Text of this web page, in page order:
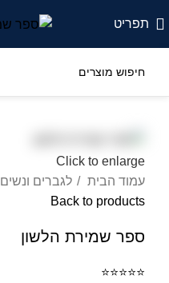
תפריט
Click to enlarge
עמוד הבית
לגברים ונשים
Back to products
ספר שמירת הלשון
⭐
⭐
⭐
⭐
⭐